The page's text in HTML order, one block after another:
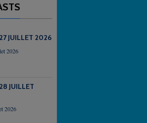
JUILLET 2026
2026
JUILLET
2026